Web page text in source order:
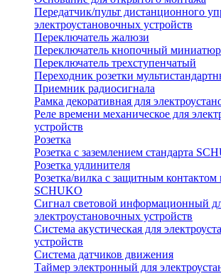
Передатчик/пульт дистанционного
электроустановочных устройств
Переключатель жалюзи
Переключатель кнопочный
Переключатель трехступенчатый
Переходник розетки
Приемник радиосигнала
Рамка декоративная для
Реле времени механическое для
устройств
Розетка
Розетка с заземлением стандарта
Розетка удлинителя
Розетка/вилка с защитным контактом
SCHUKO
Сигнал световой информационный
электроустановочных устройств
Система акустическая для
устройств
Система датчиков движения
Таймер электронный для